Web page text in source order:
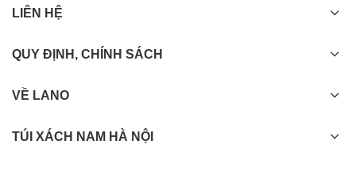
LIÊN HỆ
QUY ĐỊNH, CHÍNH SÁCH
VỀ LANO
TÚI XÁCH NAM HÀ NỘI